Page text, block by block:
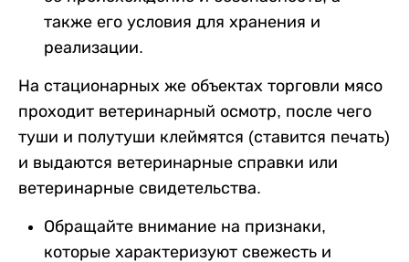
также его условия для хранения и
реализации.
На стационарных же объектах торговли мясо
проходит ветеринарный осмотр, после чего
туши и полутуши клеймятся (ставится печать)
и выдаются ветеринарные справки или
ветеринарные свидетельства.
Обращайте внимание на признаки,
которые характеризуют свежесть и